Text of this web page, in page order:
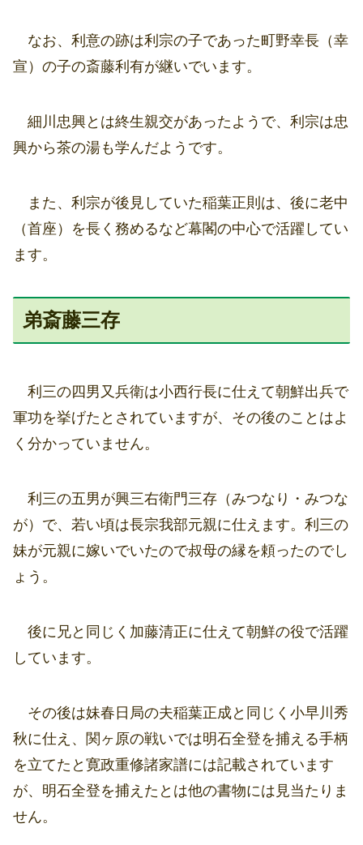
なお、利意の跡は利宗の子であった町野幸長（幸
宣）の子の斎藤利有が継いでいます。
細川忠興とは終生親交があったようで、利宗は忠
興から茶の湯も学んだようです。
また、利宗が後見していた稲葉正則は、後に老中
（首座）を長く務めるなど幕閣の中心で活躍してい
ます。
弟斎藤三存
利三の四男又兵衛は小西行長に仕えて朝鮮出兵で
軍功を挙げたとされていますが、その後のことはよ
く分かっていません。
利三の五男が興三右衛門三存（みつなり・みつな
が）で、若い頃は長宗我部元親に仕えます。利三の
妹が元親に嫁いでいたので叔母の縁を頼ったのでし
ょう。
後に兄と同じく加藤清正に仕えて朝鮮の役で活躍
しています。
その後は妹春日局の夫稲葉正成と同じく小早川秀
秋に仕え、関ヶ原の戦いでは明石全登を捕える手柄
を立てたと寛政重修諸家譜には記載されています
が、明石全登を捕えたとは他の書物には見当たりま
せん。